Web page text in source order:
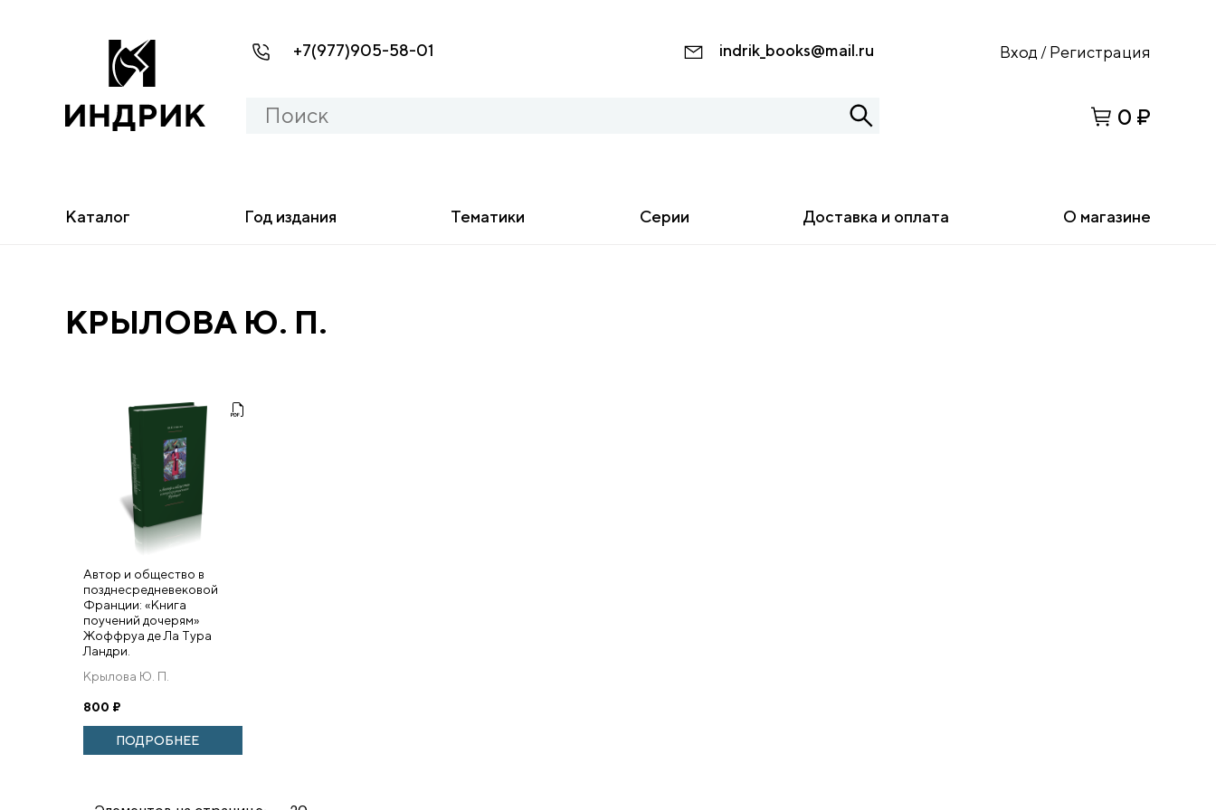
+7(977)905-58-01 indrik_books@mail.ru Вход / Регистрация
0 ₽
Каталог Год издания Тематики Серии Доставка и оплата О магазине
КРЫЛОВА Ю. П.
Автор и общество в
позднесредневековой
Франции: «Книга
поучений дочерям»
Жоффруа де Ла Тура
Ландри.
Крылова Ю. П.
800 ₽
ПОДРОБНЕЕ